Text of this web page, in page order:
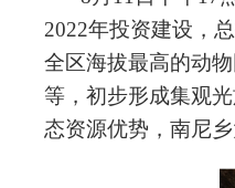
2022年投资建设，
全区海拔最高的动
等，初步形成集观
态资源优势，南尼